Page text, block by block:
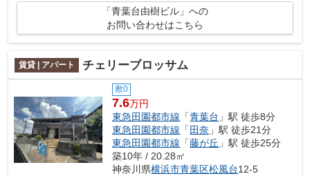
「青葉台由樹ビル」への
お問い合わせはこちら
賃貸 | アパート チェリーブロッサム
敷0
7.6万円
東急田園都市線 「青葉台 」駅 徒歩8分
東急田園都市線 「 田奈 」駅 徒歩21分
東急田園都市線 「藤が丘 」駅 徒歩25分
築10年 / 20.28㎡
神奈川県横浜市青葉区松風台12-5